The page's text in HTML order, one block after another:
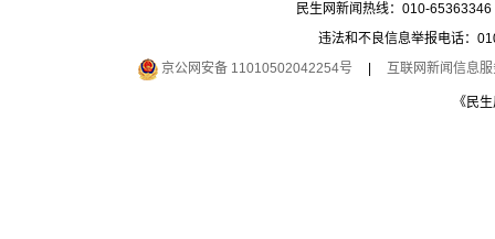
民生网新闻热线：010-
违法和不良信息举报电话：
京公网安备 11010502042254号
互联网新闻信息
《民